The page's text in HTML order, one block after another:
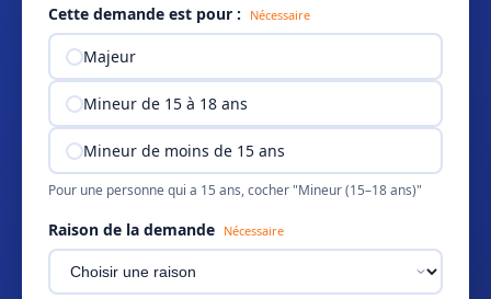
Cette demande est pour : Nécessaire
Majeur
Mineur de 15 à 18 ans
Mineur de moins de 15 ans
Pour une personne qui a 15 ans, cocher "Mineur (15–18 ans)"
Raison de la demande Nécessaire